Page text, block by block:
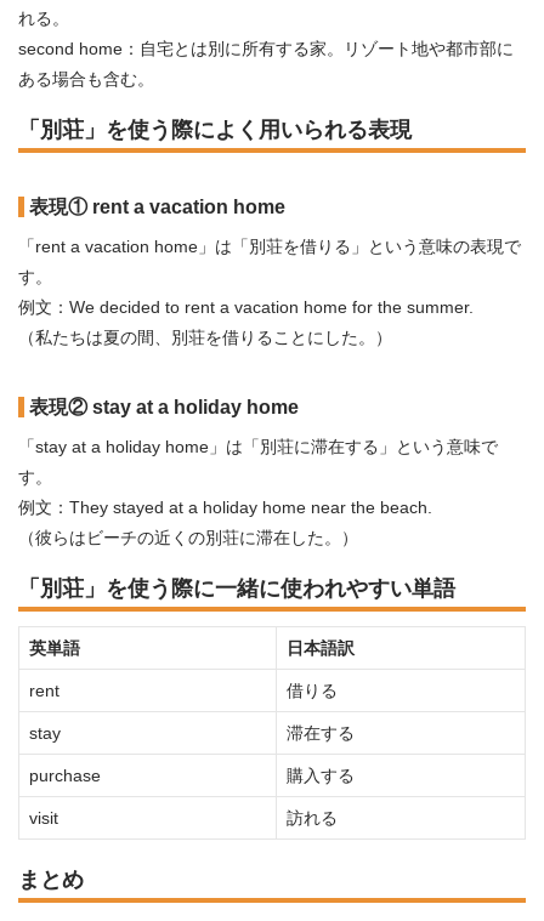
れる。
second home：自宅とは別に所有する家。リゾート地や都市部に
ある場合も含む。
「別荘」を使う際によく用いられる表現
表現① rent a vacation home
「rent a vacation home」は「別荘を借りる」という意味の表現で
す。
例文：We decided to rent a vacation home for the summer.
（私たちは夏の間、別荘を借りることにした。）
表現② stay at a holiday home
「stay at a holiday home」は「別荘に滞在する」という意味で
す。
例文：They stayed at a holiday home near the beach.
（彼らはビーチの近くの別荘に滞在した。）
「別荘」を使う際に一緒に使われやすい単語
英単語 日本語訳
rent 借りる
stay 滞在する
purchase 購入する
visit 訪れる
まとめ